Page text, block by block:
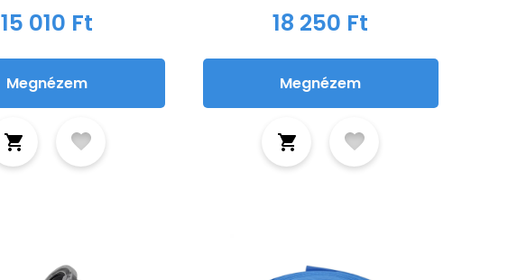
15 010 Ft
Megnézem
18 250 Ft
Megnézem